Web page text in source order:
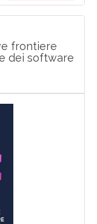
frontiere
dei software